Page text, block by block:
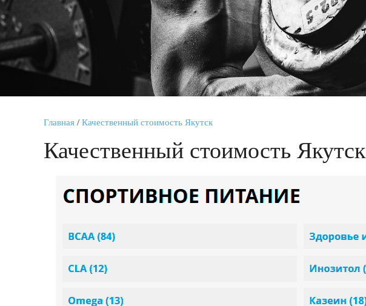
Главная / Качественный стоимость Якутск
Качественный стоимость Якутск